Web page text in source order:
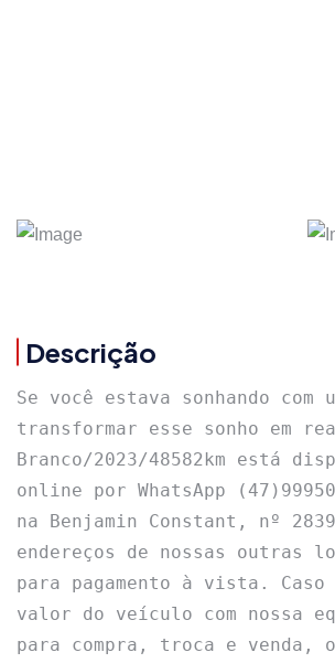
Descrição
Se você estava sonhando com
transformar esse sonho em
Branco/2023/48582km está
online por WhatsApp
na Benjamin Constant, nº
endereços de nossas
para pagamento à vista.
valor do veículo com nossa
para compra, troca e venda,